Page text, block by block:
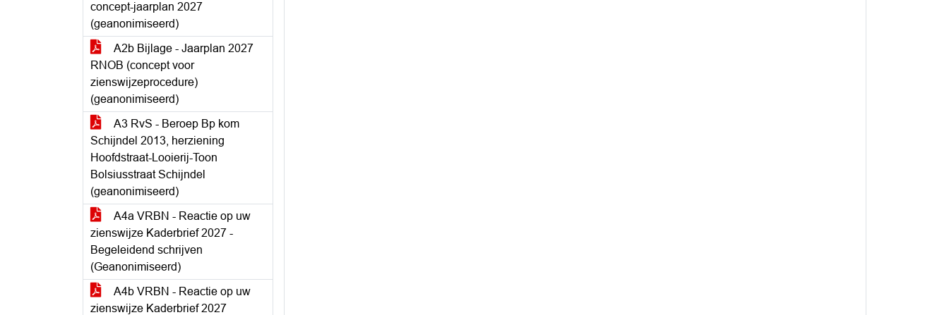
concept-jaarplan 2027
(geanonimiseerd)
A2b Bijlage - Jaarplan 2027
RNOB (concept voor
zienswijzeprocedure)
(geanonimiseerd)
A3 RvS - Beroep Bp kom
Schijndel 2013, herziening
Hoofdstraat-Looierij-Toon
Bolsiusstraat Schijndel
(geanonimiseerd)
A4a VRBN - Reactie op uw
zienswijze Kaderbrief 2027 -
Begeleidend schrijven
(Geanonimiseerd)
A4b VRBN - Reactie op uw
zienswijze Kaderbrief 2027